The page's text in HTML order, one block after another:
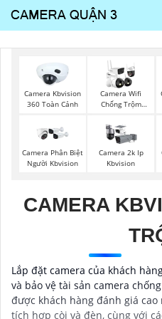
Camera Kbvision
360 Toàn Cảnh
Camera Wifi
Chống Trộm
Camera Phân Biệt
Người Kbvision
Camera 2k Ip
Kbvision
CAMERA
Lắp đặt camera của khách
và bảo vệ tài sản camera
được khách hàng đánh giá
tích hợp còi và đèn, cùng với